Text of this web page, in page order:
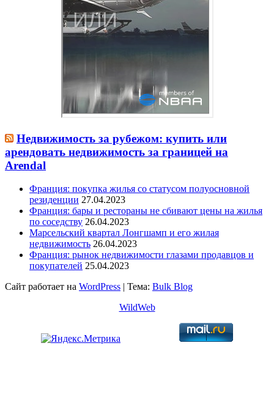
Недвижимость за рубежом: купить или
арендовать недвижимость за границей на
Arendal
Франция: покупка жилья со статусом полуосновной
резиденции 27.04.2023
Франция: бары и рестораны не сбивают цены на жилья
по соседству 26.04.2023
Марсельский квартал Лонгшамп и его жилая
недвижимость 26.04.2023
Франция: рынок недвижимости глазами продавцов и
покупателей 25.04.2023
Сайт работает на WordPress Тема: Bulk Blog
WildWeb